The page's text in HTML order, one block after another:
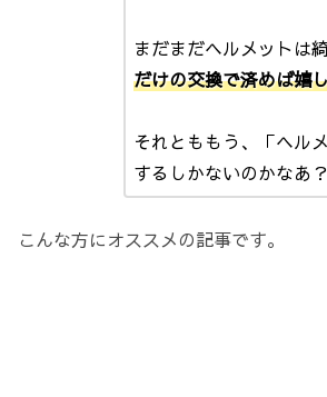
まだまだヘルメットは綺
だけの交換で済めば嬉
それとももう、「ヘル
するしかないのかなあ？
こんな方にオススメの記事です。